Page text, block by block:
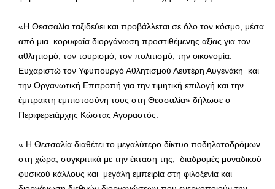
«Η Θεσσαλία ταξιδεύει και προβάλλεται σε όλο τον κόσμο, μέσα
από μια κορυφαία διοργάνωση προστιθέμενης αξίας για τον
αθλητισμό, τον τουρισμό, τον πολιτισμό, την οικονομία.
Ευχαριστώ τον Υφυπουργό Αθλητισμού Λευτέρη Αυγενάκη και
την Οργανωτική Επιτροπή για την τιμητική επιλογή και την
έμπρακτη εμπιστοσύνη τους στη Θεσσαλία» δήλωσε ο
Περιφερειάρχης Κώστας Αγοραστός.
« Η Θεσσαλία διαθέτει το μεγαλύτερο δίκτυο ποδηλατοδρόμων
στη χώρα, συγκριτικά με την έκταση της, διαδρομές μοναδικού
φυσικού κάλλους και μεγάλη εμπειρία στη φιλοξενία και